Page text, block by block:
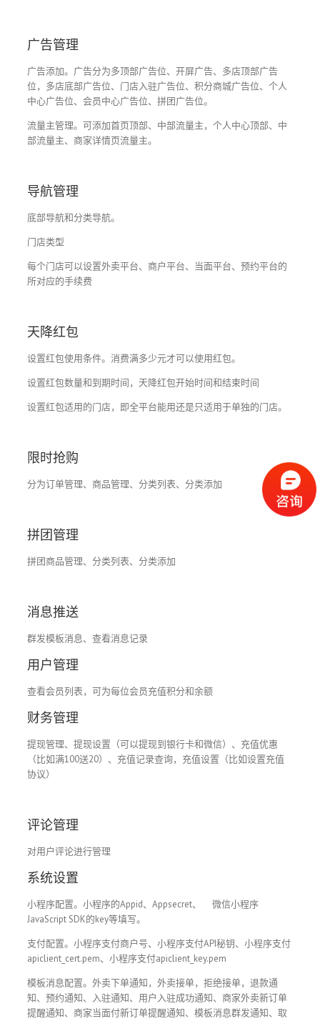
广告管理
广告添加。广告分为多顶部广告位、开屏广告、多店顶部广告
位，多店底部广告位、门店入驻广告位、积分商城广告位、个人
中心广告位、会员中心广告位、拼团广告位。
流量主管理。可添加首页顶部、中部流量主，个人中心顶部、中
部流量主、商家详情页流量主。
导航管理
底部导航和分类导航。
门店类型
每个门店可以设置外卖平台、商户平台、当面平台、预约平台的
所对应的手续费
天降红包
设置红包使用条件。消费满多少元才可以使用红包。
设置红包数量和到期时间，天降红包开始时间和结束时间
设置红包适用的门店，即全平台能用还是只适用于单独的门店。
限时抢购
分为订单管理、商品管理、分类列表、分类添加
拼团管理
拼团商品管理、分类列表、分类添加
消息推送
群发模板消息、查看消息记录
用户管理
查看会员列表，可为每位会员充值积分和余额
财务管理
提现管理、提现设置（可以提现到银行卡和微信）、充值优惠
（比如满100送20）、充值记录查询，充值设置（比如设置充值
协议）
评论管理
对用户评论进行管理
系统设置
小程序配置。小程序的Appid、Appsecret、
微信小程序
JavaScript SDK的key等填写。
支付配置。小程序支付商户号、小程序支付API秘钥、小程序支付
apiclient_cert.pem、小程序支付apiclient_key.pem
模板消息配置。外卖下单通知，外卖接单，拒绝接单，退款通
知、预约通知、入驻通知、用户入驻成功通知、商家外卖新订单
提醒通知、商家当面付新订单提醒通知、模板消息群发通知、取